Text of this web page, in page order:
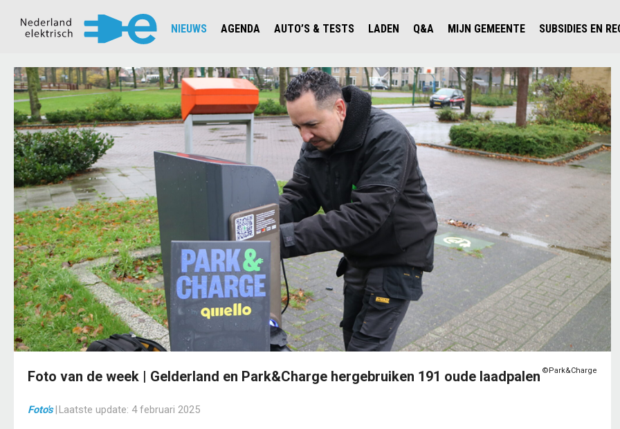
NIEUWS
CIJFERS EN STATISTIEKEN EV'S IN NEDERLAND
AANMELDEN NIEUWSBRIEF
AGENDA
AUTO’S & TESTS
AUTOTESTS
JOUW VOLGENDE AUTO ELEKTRISCH?
LADEN
LADEN IN HET BUITENLAND
Q&A
KOSTEN & MODELLEN
OPLADEN
SLIM LADEN
VEILIGHEID
MILIEU
AFSTAND
AUTODELEN
MIJN GEMEENTE
KENNISLOKET GEMEENTEN
VVE
SUBSIDIES EN
©Park&Charge
Foto van de week | Gelderland en Park&Charge hergebruiken 191 oude laadpalen
Foto's|Laatste update: 4 februari 2025